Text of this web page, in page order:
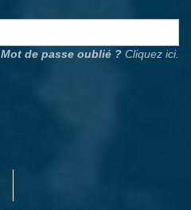
Mot de passe oublié ? Cliquez ici.